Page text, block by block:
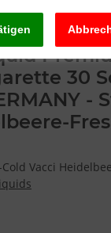
30
-
Cold Vacci